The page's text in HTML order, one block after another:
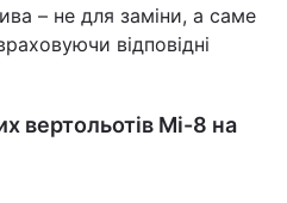
– не для заміни, а саме
відповідні
вертольотів Мі-8 на